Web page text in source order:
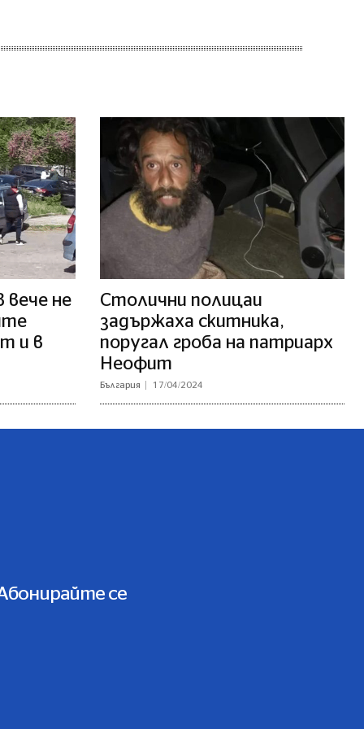
вече не
и в
Столични полицаи
задържаха скитника,
поругал гроба на патриарх
Неофит
България 17/04/2024
се